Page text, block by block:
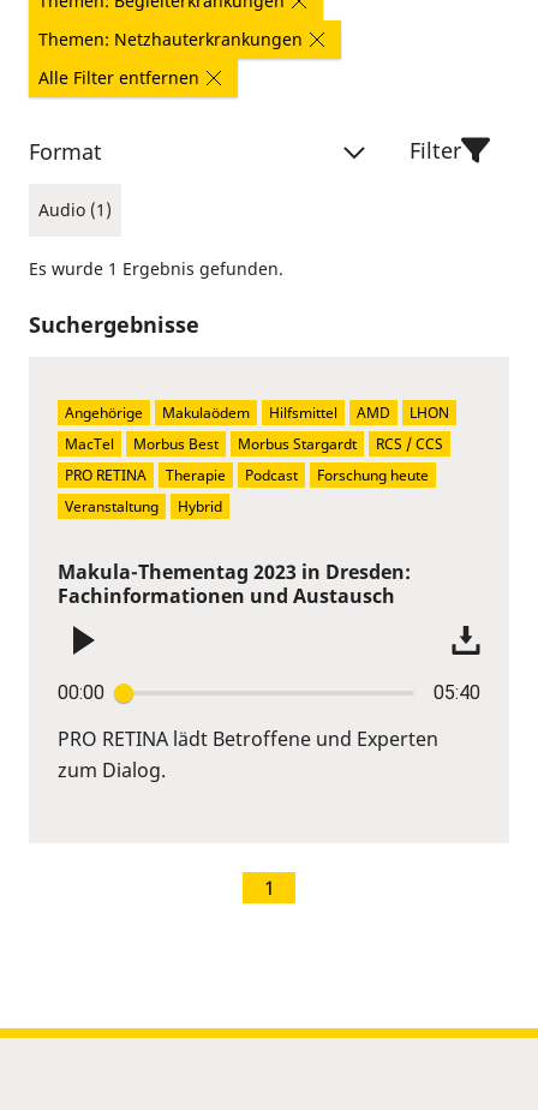
Themen: Netzhauterkrankungen
Alle Filter entfernen
Format
Audio (1)
Filter
Es wurde 1 Ergebnis gefunden.
Suchergebnisse
Makula-Thementag 2023 in Dresden:
Fachinformationen und Austausch
00:00 05:40
PRO RETINA lädt Betroffene und Experten
zum Dialog.
Angehörige Makulaödem Hilfsmittel AMD
LHON
MacTel
Morbus Best Morbus Stargardt
RCS / CCS
PRO RETINA
Therapie Podcast
Forschung heute
Veranstaltung
Hybrid
1